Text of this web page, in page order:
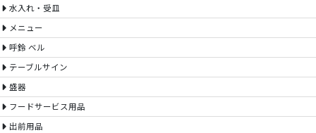
水入れ・受皿
メニュー
呼鈴 ベル
テーブルサイン
盛器
フードサービス用品
出前用品